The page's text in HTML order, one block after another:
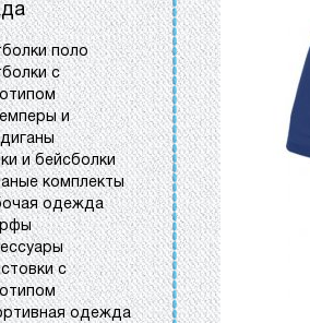
поло
с
и
и бейсболки
комплекты
одежда
с
одежда